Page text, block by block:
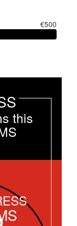
€500
this